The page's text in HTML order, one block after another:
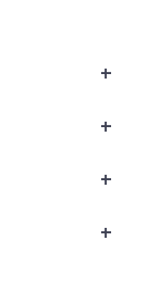
+
+
+
+